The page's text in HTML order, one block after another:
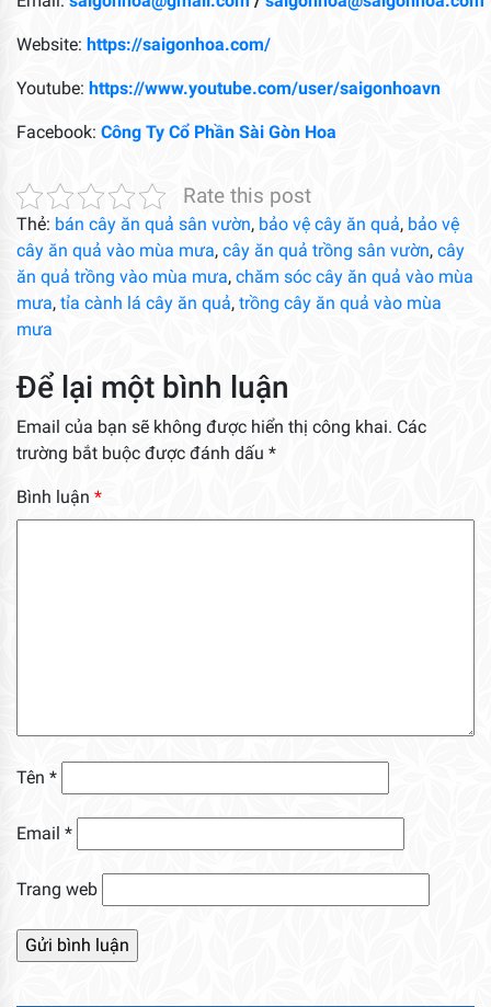
Website: https://saigonhoa.com/
Youtube: https://www.youtube.com/user/saigonhoavn
Facebook: Công Ty Cổ Phần Sài Gòn Hoa
Rate this post
Thẻ: bán cây ăn quả sân vườn, bảo vệ cây ăn quả, bảo vệ
cây ăn quả vào mùa mưa, cây ăn quả trồng sân vườn, cây
ăn quả trồng vào mùa mưa, chăm sóc cây ăn quả vào mùa
mưa, tỉa cành lá cây ăn quả, trồng cây ăn quả vào mùa
mưa
Để lại một bình luận
Email của bạn sẽ không được hiển thị công khai. Các
trường bắt buộc được đánh dấu *
Bình luận *
Tên *
Email *
Trang web